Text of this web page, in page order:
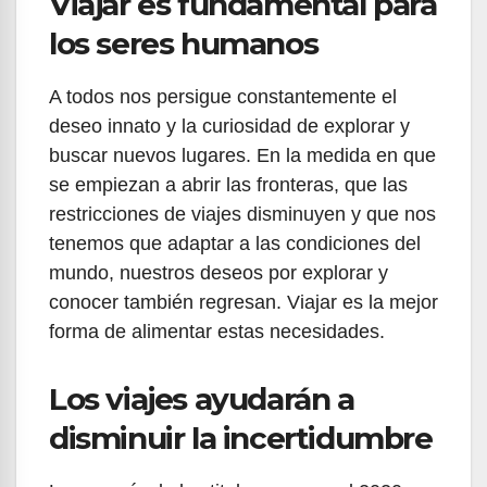
los seres humanos
A todos nos persigue constantemente el
deseo innato y la curiosidad de explorar y
buscar nuevos lugares. En la medida en que
se empiezan a abrir las fronteras, que las
restricciones de viajes disminuyen y que nos
tenemos que adaptar a las condiciones del
mundo, nuestros deseos por explorar y
conocer también regresan. Viajar es la mejor
forma de alimentar estas necesidades.
Los viajes ayudarán a
disminuir la incertidumbre